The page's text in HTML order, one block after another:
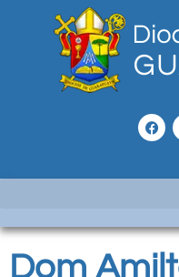
Dom